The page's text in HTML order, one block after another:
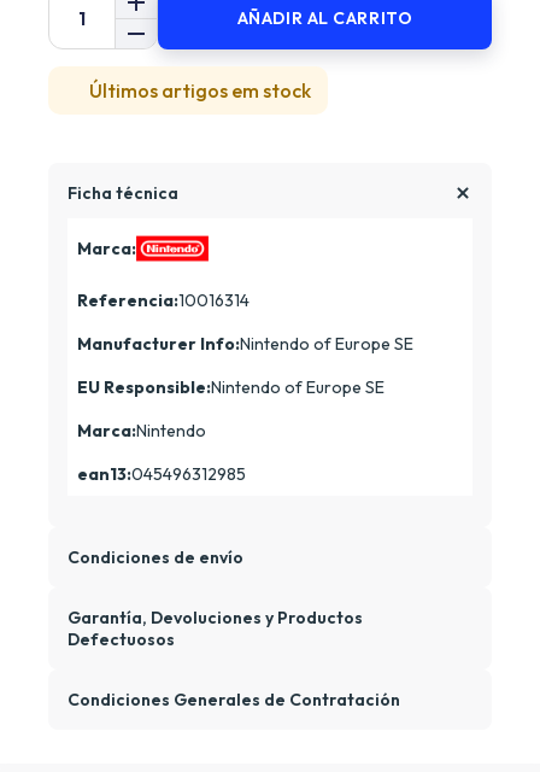
AÑADIR AL CARRITO
Últimos artigos em stock
Ficha técnica
Marca:
Referencia:10016314
Manufacturer Info:Nintendo of Europe SE
EU Responsible:Nintendo of Europe SE
Marca:Nintendo
ean13:045496312985
Condiciones de envío
Garantía, Devoluciones y Productos
Defectuosos
Condiciones Generales de Contratación